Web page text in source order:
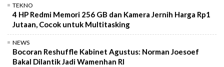
TEKNO
4 HP Redmi Memori 256 GB dan Kamera Jernih Harga Rp1
Jutaan, Cocok untuk Multitasking
NEWS
Bocoran Reshuffle Kabinet Agustus: Norman Joesoef
Bakal Dilantik Jadi Wamenhan RI